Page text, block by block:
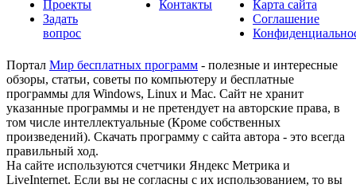
Проекты
Задать
вопрос
Контакты
Карта сайта
Соглашение
Портал Мир бесплатных программ - полезные и интересные
обзоры, статьи, советы по компьютеру и бесплатные
программы для Windows, Linux и Mac. Сайт не хранит
указанные программы и не претендует на авторские права, в
том числе интеллектуальные (Кроме собственных
произведений). Скачать программу с сайта автора - это всегда
правильный ход.
На сайте используются счетчики Яндекс Метрика и
LiveInternet. Если вы не согласны с их использованием, то вы